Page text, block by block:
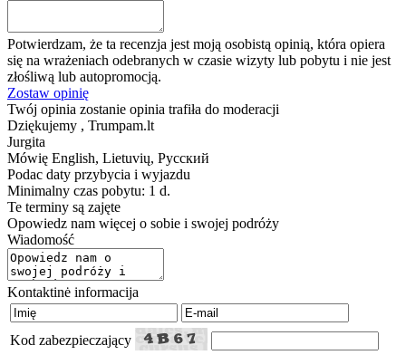
Potwierdzam, że ta recenzja jest moją osobistą opinią, która opiera
się na wrażeniach odebranych w czasie wizyty lub pobytu i nie jest
złośliwą lub autopromocją.
Zostaw opinię
Twój opinia zostanie opinia trafiła do moderacji
Dziękujemy , Trumpam.lt
Jurgita
Mówię English, Lietuvių, Русский
Podac daty przybycia i wyjazdu
Minimalny czas pobytu: 1 d.
Te terminy są zajęte
Opowiedz nam więcej o sobie i swojej podróży
Wiadomość
Kontaktinė informacija
Kod zabezpieczający